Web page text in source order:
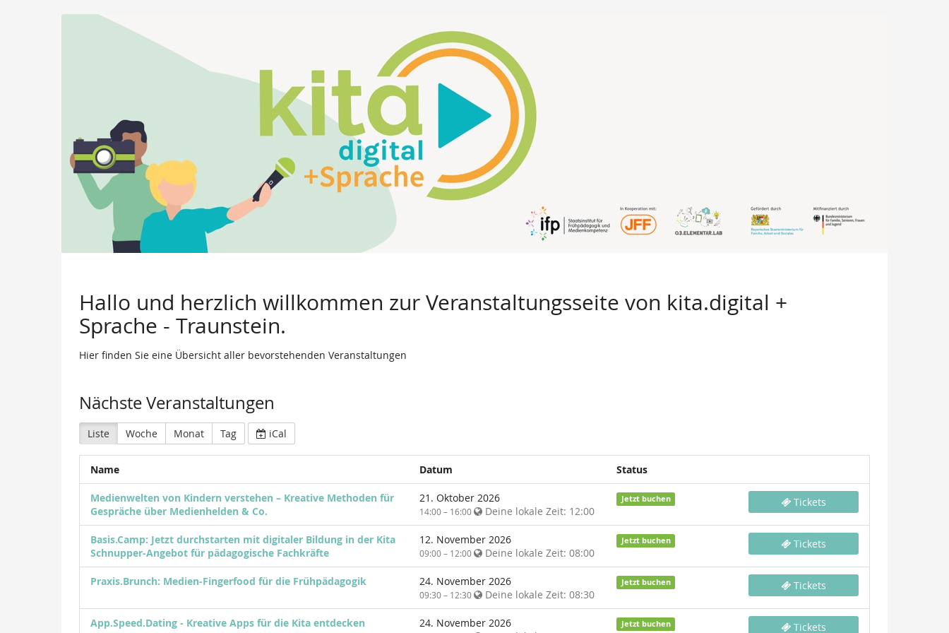
Hallo und herzlich willkommen zur Veranstaltungsseite von kita.digital +
Sprache - Traunstein.
Hier finden Sie eine Übersicht aller bevorstehenden Veranstaltungen
Nächste Veranstaltungen
Liste Woche Monat Tag iCal
Name Datum Status
Medienwelten von Kindern verstehen – Kreative Methoden für
Gespräche über Medienhelden & Co.
21. Oktober 2026
14:00 – 16:00 Deine lokale Zeit: 12:00
Jetzt buchen Tickets
Basis.Camp: Jetzt durchstarten mit digitaler Bildung in der Kita
Schnupper-Angebot für pädagogische Fachkräfte
12. November 2026
09:00 – 12:00 Deine lokale Zeit: 08:00
Jetzt buchen Tickets
Praxis.Brunch: Medien-Fingerfood für die Frühpädagogik 24. November 2026
09:30 – 12:30 Deine lokale Zeit: 08:30
Jetzt buchen Tickets
App.Speed.Dating - Kreative Apps für die Kita entdecken 24. November 2026 Jetzt buchen Tickets